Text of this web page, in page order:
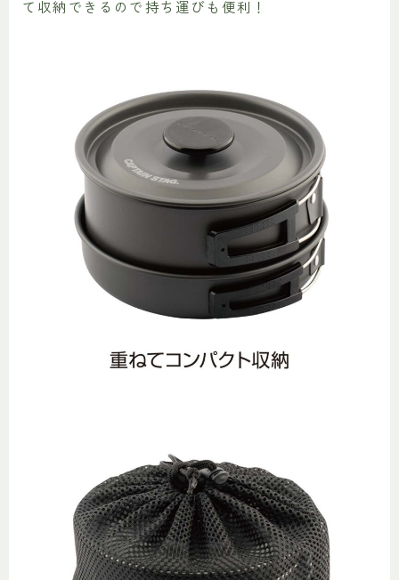
て収納できるので持ち運びも便利！